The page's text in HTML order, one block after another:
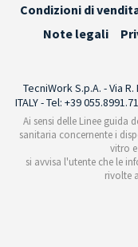
Condizioni di
Note legali
TecniWork S.p.A. - Via
ITALY - Tel: +39
Ai sensi delle Linee guida
sanitaria concernente i
vitro
si avvisa l'utente che le
rivolte